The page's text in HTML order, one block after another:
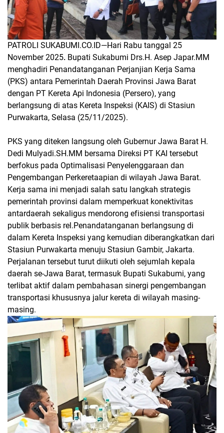
PATROLI SUKABUMI.CO.ID—Hari Rabu tanggal 25
November 2025. Bupati Sukabumi Drs.H. Asep Japar.MM
menghadiri Penandatanganan Perjanjian Kerja Sama
(PKS) antara Pemerintah Daerah Provinsi Jawa Barat
dengan PT Kereta Api Indonesia (Persero), yang
berlangsung di atas Kereta Inspeksi (KAIS) di Stasiun
Purwakarta, Selasa (25/11/2025).
PKS yang diteken langsung oleh Gubernur Jawa Barat H.
Dedi Mulyadi.SH.MM bersama Direksi PT KAI tersebut
berfokus pada Optimalisasi Penyelenggaraan dan
Pengembangan Perkeretaapian di wilayah Jawa Barat.
Kerja sama ini menjadi salah satu langkah strategis
pemerintah provinsi dalam memperkuat konektivitas
antardaerah sekaligus mendorong efisiensi transportasi
publik berbasis rel.Penandatanganan berlangsung di
dalam Kereta Inspeksi yang kemudian diberangkatkan dari
Stasiun Purwakarta menuju Stasiun Gambir, Jakarta.
Perjalanan tersebut turut diikuti oleh sejumlah kepala
daerah se-Jawa Barat, termasuk Bupati Sukabumi, yang
terlibat aktif dalam pembahasan sinergi pengembangan
transportasi khususnya jalur kereta di wilayah masing-
masing.